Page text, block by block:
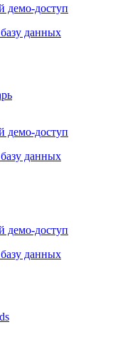
демо-доступ
данных
демо-доступ
данных
демо-доступ
данных